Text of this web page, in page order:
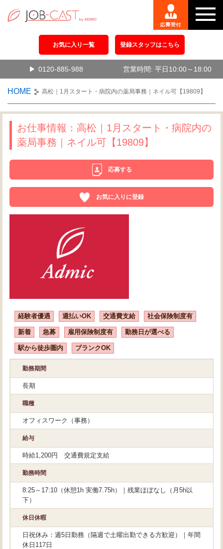
お気に入り一覧 登録スタッフはこちら
0120-885-988 営業時間: 平日10:00～18:00
HOME 高松｜1月スタート・病院内の薬局事務｜ネイル可【19809】
お仕事情報：高松｜1月スタート・病院内の
薬局事務｜ネイル可【19809】
応募する
お気に入りに登録
経験者優遇 週払いOK 交通費支給 社会保険制度有
新着 急募 雇用保険制度有 勤務日が選べる
駅から徒歩圏内 ブランクOK
勤務期間
長期
職種
オフィスワーク（事務）
給与
時給1,200円 交通費規定支給
勤務時間
8:25～17:10（休憩1h 実働7.75h）｜残業ほぼなし（月5h以
下）
休日休暇
日祝休み：週5日勤務（隔週で土曜出勤できる方歓迎）｜年間
休日117日